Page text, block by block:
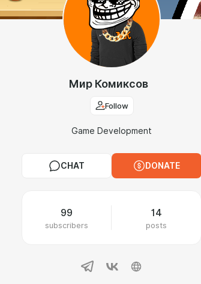
Мир Комиксов
Follow
Game Development
CHAT DONATE
99
subscribers
14
posts